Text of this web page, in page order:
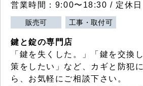
営業時間：9:00〜18:30 / 定休日
販売可 工事・取付可
鍵と錠の専門店
「鍵を失くした。」「鍵を交換
策をしたい」など、カギと防犯
ら、お気軽にご相談下さい。